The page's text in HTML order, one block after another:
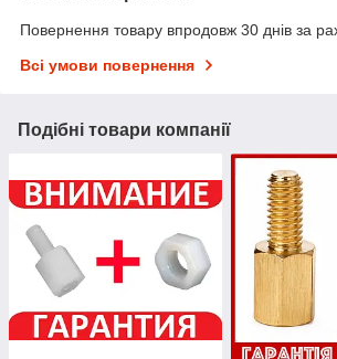
Повернення товару впродовж 30 днів за
Всі умови повернення
Подібні товари компанії